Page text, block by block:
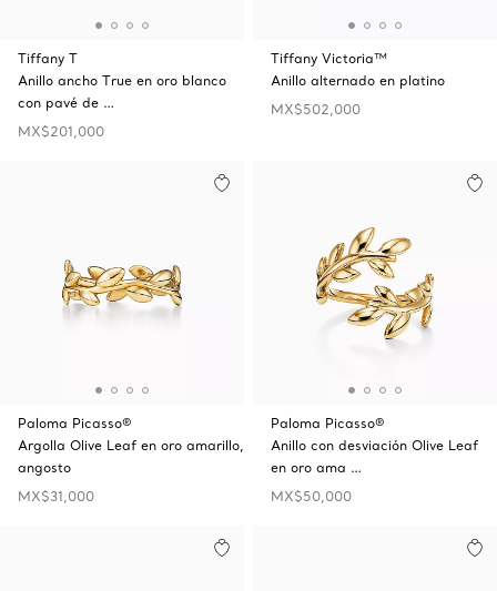
Tiffany T
Anillo ancho True en oro blanco
con pavé de …
MX$201,000
Tiffany Victoria™
Anillo alternado en platino
MX$502,000
Paloma Picasso®
Argolla Olive Leaf en oro amarillo,
angosto
MX$31,000
Paloma Picasso®
Anillo con desviación Olive Leaf
en oro ama …
MX$50,000